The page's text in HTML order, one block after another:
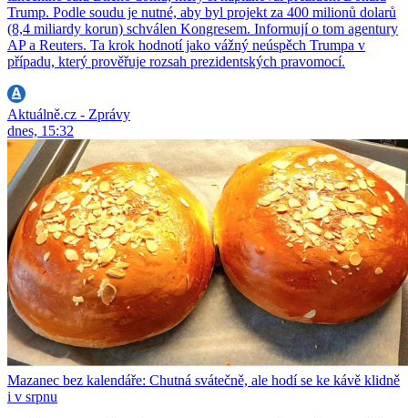
Trump. Podle soudu je nutné, aby byl projekt za 400 milionů dolarů
(8,4 miliardy korun) schválen Kongresem. Informují o tom agentury
AP a Reuters. Ta krok hodnotí jako vážný neúspěch Trumpa v
případu, který prověřuje rozsah prezidentských pravomocí.
Aktuálně.cz - Zprávy
dnes, 15:32
Mazanec bez kalendáře: Chutná svátečně, ale hodí se ke kávě klidně
i v srpnu